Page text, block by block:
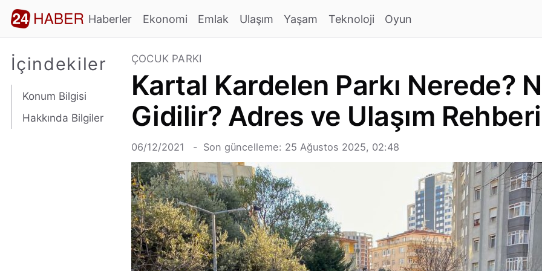
Haberler Ekonomi Emlak Ulaşım Yaşam Teknoloji Oyun
İçindekiler
Konum Bilgisi
Hakkında Bilgiler
ÇOCUK PARKI
Kartal Kardelen Parkı Nerede?
Gidilir? Adres ve Ulaşım Rehberi
06/12/2021 Son güncelleme: 25 Ağustos 2025, 02:48